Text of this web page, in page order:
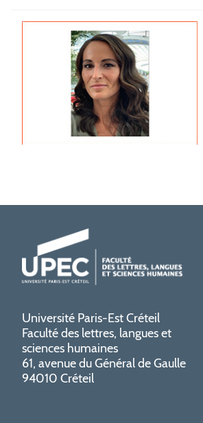
Université Paris-Est Créteil
Faculté des lettres, langues et
sciences humaines
61, avenue du Général de Gaulle
94010 Créteil